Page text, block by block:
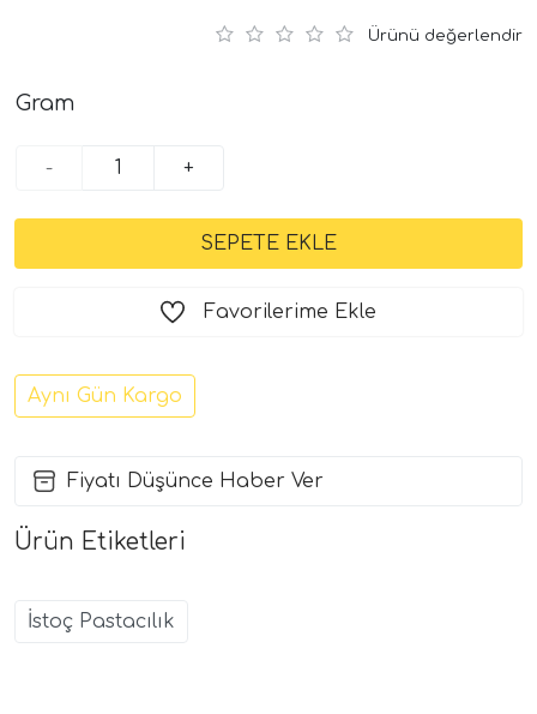
Ürünü değerlendir
Gram
- +
Favorilerime Ekle
Aynı Gün Kargo
Fiyatı Düşünce Haber Ver
Ürün Etiketleri
İstoç Pastacılık